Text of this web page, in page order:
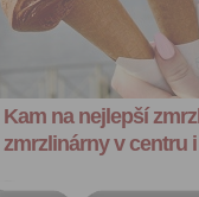
Kam na nejlepší
zmrzlinárny v centru
účtu
účtu až do